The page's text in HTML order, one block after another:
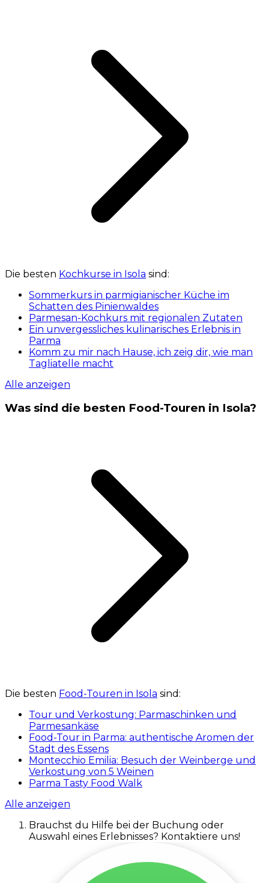
Die besten Kochkurse in Isola sind:
Sommerkurs in parmigianischer Küche im
Schatten des Pinienwaldes
Parmesan-Kochkurs mit regionalen Zutaten
Ein unvergessliches kulinarisches Erlebnis in
Parma
Komm zu mir nach Hause, ich zeig dir, wie man
Tagliatelle macht
Alle anzeigen
Was sind die besten Food-Touren in Isola?
Die besten Food-Touren in Isola sind:
Tour und Verkostung: Parmaschinken und
Parmesankäse
Food-Tour in Parma: authentische Aromen der
Stadt des Essens
Montecchio Emilia: Besuch der Weinberge und
Verkostung von 5 Weinen
Parma Tasty Food Walk
Alle anzeigen
Brauchst du Hilfe bei der Buchung oder
Auswahl eines Erlebnisses? Kontaktiere uns!